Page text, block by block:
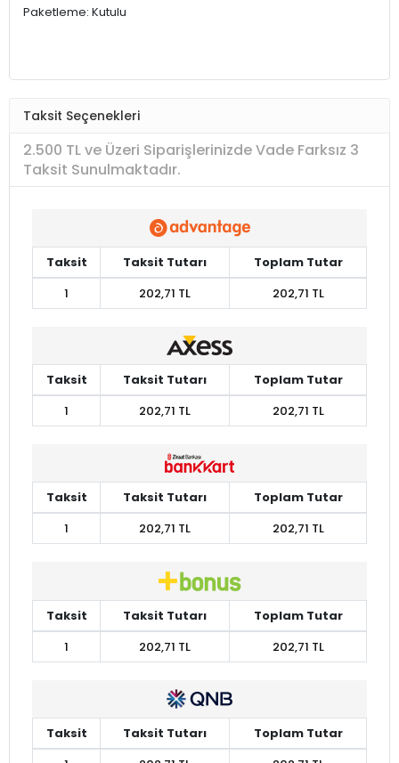
Paketleme: Kutulu
Taksit Seçenekleri
2.500 TL ve Üzeri Siparişlerinizde Vade Farksız 3
Taksit Sunulmaktadır.
Taksit Taksit Tutarı
Toplam Tutar
1
202,71 TL 202,71 TL
Taksit Taksit Tutarı
Toplam Tutar
1
202,71 TL 202,71 TL
Taksit Taksit Tutarı
Toplam Tutar
1
202,71 TL 202,71 TL
Taksit Taksit Tutarı
Toplam Tutar
1
202,71 TL 202,71 TL
Taksit Taksit Tutarı
Toplam Tutar